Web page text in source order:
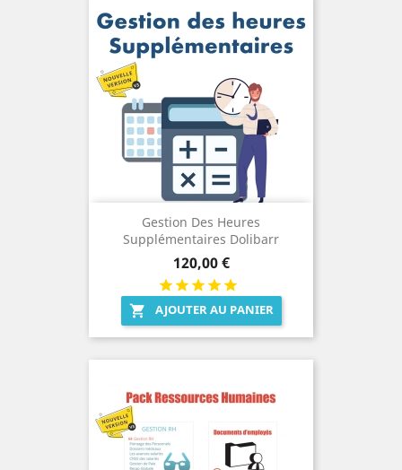
Gestion Des Heures
Supplémentaires Dolibarr
Prix
120,00 €
 AJOUTER AU PANIER